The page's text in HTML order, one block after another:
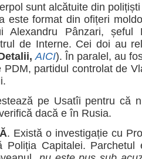
sunt alcătuite din
este format din ofițeri
Alexandru Pânzari,
de Interne. Cei doi au
AICI). În paralel, au
partidul controlat de
pe Usatîi pentru că
dacă e în Rusia.
. Există o investigație cu
Poliția Capitalei. Parchetul